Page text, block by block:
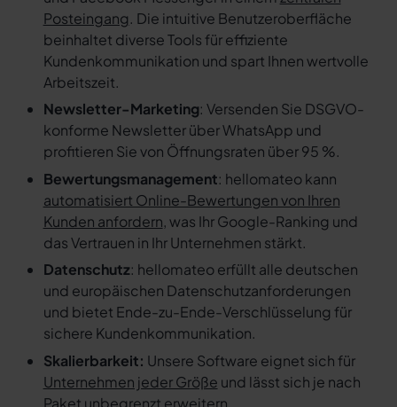
Posteingang. Die intuitive Benutzeroberfläche
beinhaltet diverse Tools für effiziente
Kundenkommunikation und spart Ihnen wertvolle
Arbeitszeit.
Newsletter-Marketing: Versenden Sie DSGVO-
konforme Newsletter über WhatsApp und
profitieren Sie von Öffnungsraten über 95 %.
Bewertungsmanagement: hellomateo kann
automatisiert Online-Bewertungen von Ihren
Kunden anfordern, was Ihr Google-Ranking und
das Vertrauen in Ihr Unternehmen stärkt.
Datenschutz: hellomateo erfüllt alle deutschen
und europäischen Datenschutzanforderungen
und bietet Ende-zu-Ende-Verschlüsselung für
sichere Kundenkommunikation.
Skalierbarkeit: Unsere Software eignet sich für
Unternehmen jeder Größe und lässt sich je nach
Paket unbegrenzt erweitern.